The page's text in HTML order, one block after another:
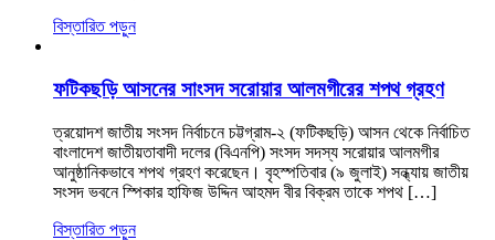
বিস্তারিত পড়ুন
ফটিকছড়ি আসনের সাংসদ সরোয়ার আলমগীরের শপথ গ্রহণ
ত্রয়োদশ জাতীয় সংসদ নির্বাচনে চট্টগ্রাম-২ (ফটিকছড়ি) আসন থেকে নির্বাচিত
বাংলাদেশ জাতীয়তাবাদী দলের (বিএনপি) সংসদ সদস্য সরোয়ার আলমগীর
আনুষ্ঠানিকভাবে শপথ গ্রহণ করেছেন। বৃহস্পতিবার (৯ জুলাই) সন্ধ্যায় জাতীয়
সংসদ ভবনে স্পিকার হাফিজ উদ্দিন আহমদ বীর বিক্রম তাকে শপথ […]
বিস্তারিত পড়ুন